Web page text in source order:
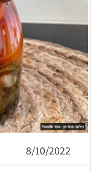
8/10/2022